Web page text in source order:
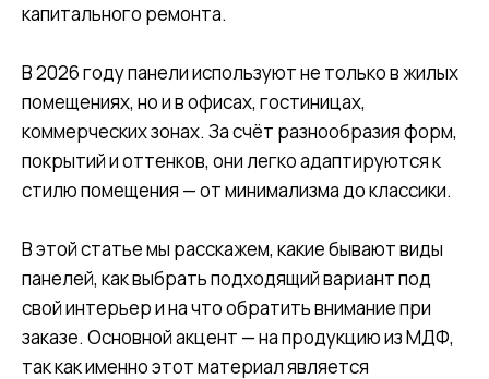
капитального ремонта.
В 2026 году панели используют не только в жилых
помещениях, но и в офисах, гостиницах,
коммерческих зонах. За счёт разнообразия форм,
покрытий и оттенков, они легко адаптируются к
стилю помещения — от минимализма до классики.
В этой статье мы расскажем, какие бывают виды
панелей, как выбрать подходящий вариант под
свой интерьер и на что обратить внимание при
заказе. Основной акцент — на продукцию из МДФ,
так как именно этот материал является